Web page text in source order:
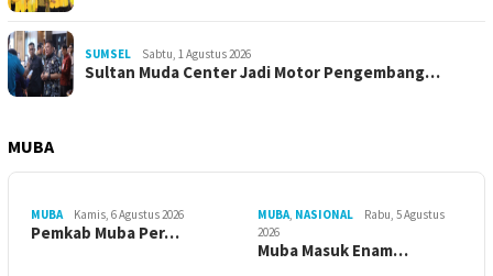
SUMSEL Sabtu, 1 Agustus 2026
Sultan Muda Center Jadi Motor Pengembang…
MUBA
MUBA Kamis, 6 Agustus 2026
Pemkab Muba Per…
MUBA, NASIONAL
Rabu, 5 Agustus
2026
Muba Masuk Enam…